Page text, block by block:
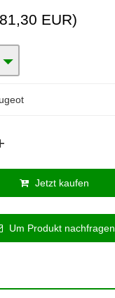
EUR)
Jetzt kaufen
Um Produkt nachfragen